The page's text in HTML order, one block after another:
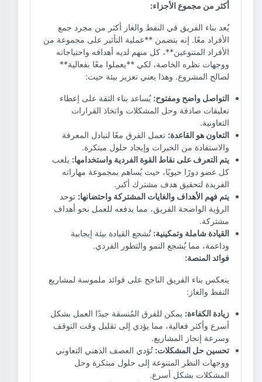
أكثر من مجموع الأجزاء:
يُعد بناء الفريق في النفط والغاز أكثر من مجرد جمع
الأفراد معًا. إنه يتضمن **عملية التأثير على مجموعة من
الأفراد المتنوعين**، كل منهم لديه أهدافه واحتياجاته
ووجهات نظره الخاصة، لكي **يعملوا معًا بفعالية**
لصالح المشروع. وهذا يعني تعزيز بيئة حيث:
التواصل واضح ومفتوح: يُساعد بناء الثقة على إعطاء
تعليقات صادقة وحل المشكلات واتخاذ القرارات
التعاونية.
التعاون هو القاعدة: تعمل الفرق معًا لتبادل المعرفة
والاستفادة من الخبرات وإيجاد حلول مبتكرة.
يتم التعرف على نقاط القوة الفردية واستخدامها: يلعب
كل عضو دورًا حيويًا، حيث يُساهم بمجموعة مهاراته
الفريدة لتحقيق هدف مشترك أكبر.
يتم فهم الأهداف والغايات المشتركة واحتضانها: توحد
الرؤية الواضحة الفريق، مما يدفعه للعمل نحو أهداف
مشتركة.
القيادة شاملة وتمكينية: تُشجع القيادة بيئة إيجابية
وداعمة، مما يُشجع النمو والتطور الفردي.
فوائد المنصة:
ينعكس بناء الفريق الناجح على فوائد ملموسة لمشاريع
النفط والغاز:
زيادة الكفاءة: يمكن للفرق المُنسقة جيدًا العمل بشكل
أسرع وأكثر فعالية، مما يؤدي إلى تقليل وقت التوقف
وسرعة إنجاز المشاريع.
تحسين حل المشكلات: تُؤدي العصف الذهني التعاوني
ووجهات النظر المتنوعة إلى حلول مبتكرة وحل
المشكلات بشكل أسرع.